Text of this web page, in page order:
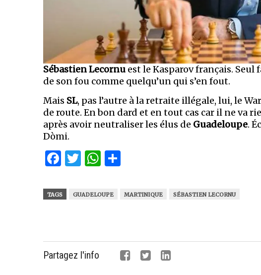
Sébastien Lecornu est le Kasparov français. Seul
de son fou comme quelqu’un qui s’en fout.
Mais SL, pas l’autre à la retraite illégale, lui, le
de route. En bon dard et en tout cas car il ne va
après avoir neutraliser les élus de Guadeloupe.
Dòmi.
Facebook
Twitter
WhatsApp
TAGS GUADELOUPE MARTINIQUE SÉBASTIEN LECORNU
Partagez l'info